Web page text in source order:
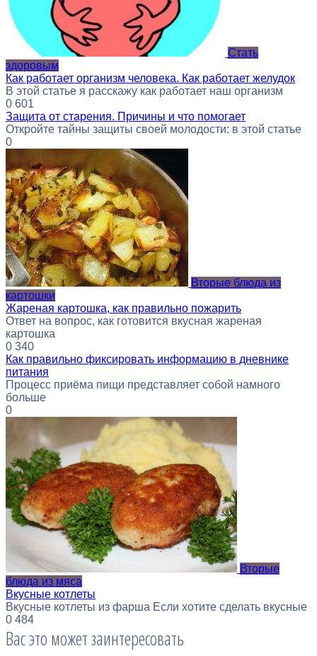
Стать
здоровым
Как работает организм человека. Как работает желудок
В этой статье я расскажу как работает наш организм
0 601
Защита от старения. Причины и что помогает
Откройте тайны защиты своей молодости: в этой статье
0
Вторые блюда из
картошки
Жареная картошка, как правильно пожарить
Ответ на вопрос, как готовится вкусная жареная
картошка
0 340
Как правильно фиксировать информацию в дневнике
питания
Процесс приёма пищи представляет собой намного
больше
0
Вторые
блюда из мяса
Вкусные котлеты
Вкусные котлеты из фарша Если хотите сделать вкусные
0 484
Вас это может заинтересовать